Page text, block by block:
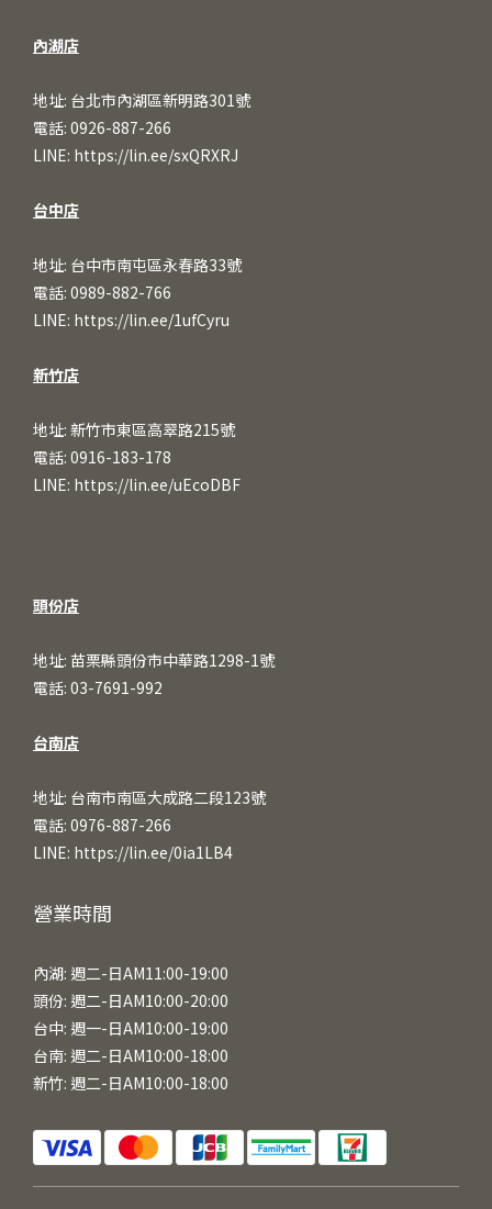
內湖店
地址: 台北市內湖區新明路301號
電話: 0926-887-266
LINE: https://lin.ee/sxQRXRJ
台中店
地址: 台中市南屯區永春路33號
電話: 0989-882-766
LINE: https://lin.ee/1ufCyru
新竹店
地址: 新竹市東區高翠路215號
電話: 0916-183-178
LINE: https://lin.ee/uEcoDBF
頭份店
地址: 苗栗縣頭份市中華路1298-1號
電話: 03-7691-992
台南店
地址: 台南市南區大成路二段123號
電話: 0976-887-266
LINE: https://lin.ee/0ia1LB4
營業時間
內湖: 週二-日AM11:00-19:00
頭份: 週二-日AM10:00-20:00
台中: 週一-日AM10:00-19:00
台南: 週二-日AM10:00-18:00
新竹: 週二-日AM10:00-18:00